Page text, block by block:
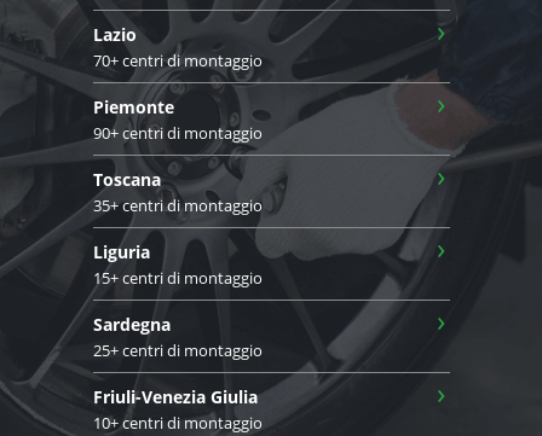
Lazio
70+ centri di montaggio
›
Piemonte
90+ centri di montaggio
›
Toscana
35+ centri di montaggio
›
Liguria
15+ centri di montaggio
›
Sardegna
25+ centri di montaggio
›
Friuli-Venezia Giulia
10+ centri di montaggio
›